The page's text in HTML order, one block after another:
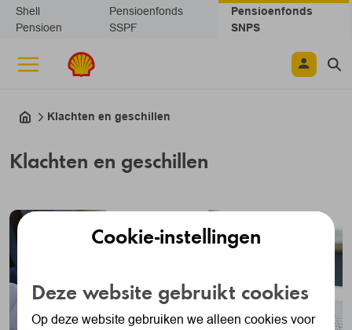
Navigatie overslaan
Shell
Pensioen
Pensioenfonds
SSPF
Pensioenfonds
SNPS
Klachten en geschillen
Klachten en geschillen
Cookie-instellingen
Deze website gebruikt cookies
Op deze website gebruiken we alleen cookies voor